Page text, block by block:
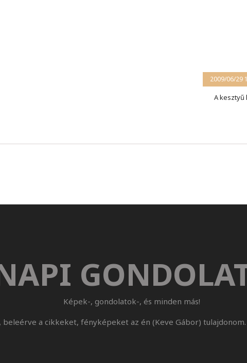
2009/06/29
A kesztyű
Képek-, gondolatok-, és minden más!
a cikkeket, fényképeket az én (Keve Gábor)